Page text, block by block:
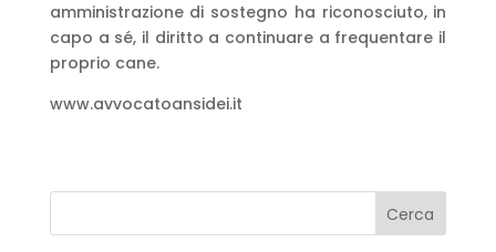
amministrazione di sostegno ha riconosciuto, in
capo a sé, il diritto a continuare a frequentare il
proprio cane.
www.avvocatoansidei.it